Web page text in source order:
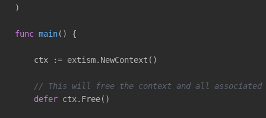
)
func main() {
    ctx := extism.NewContext()
// This will free the context and all associated
defer ctx.Free()